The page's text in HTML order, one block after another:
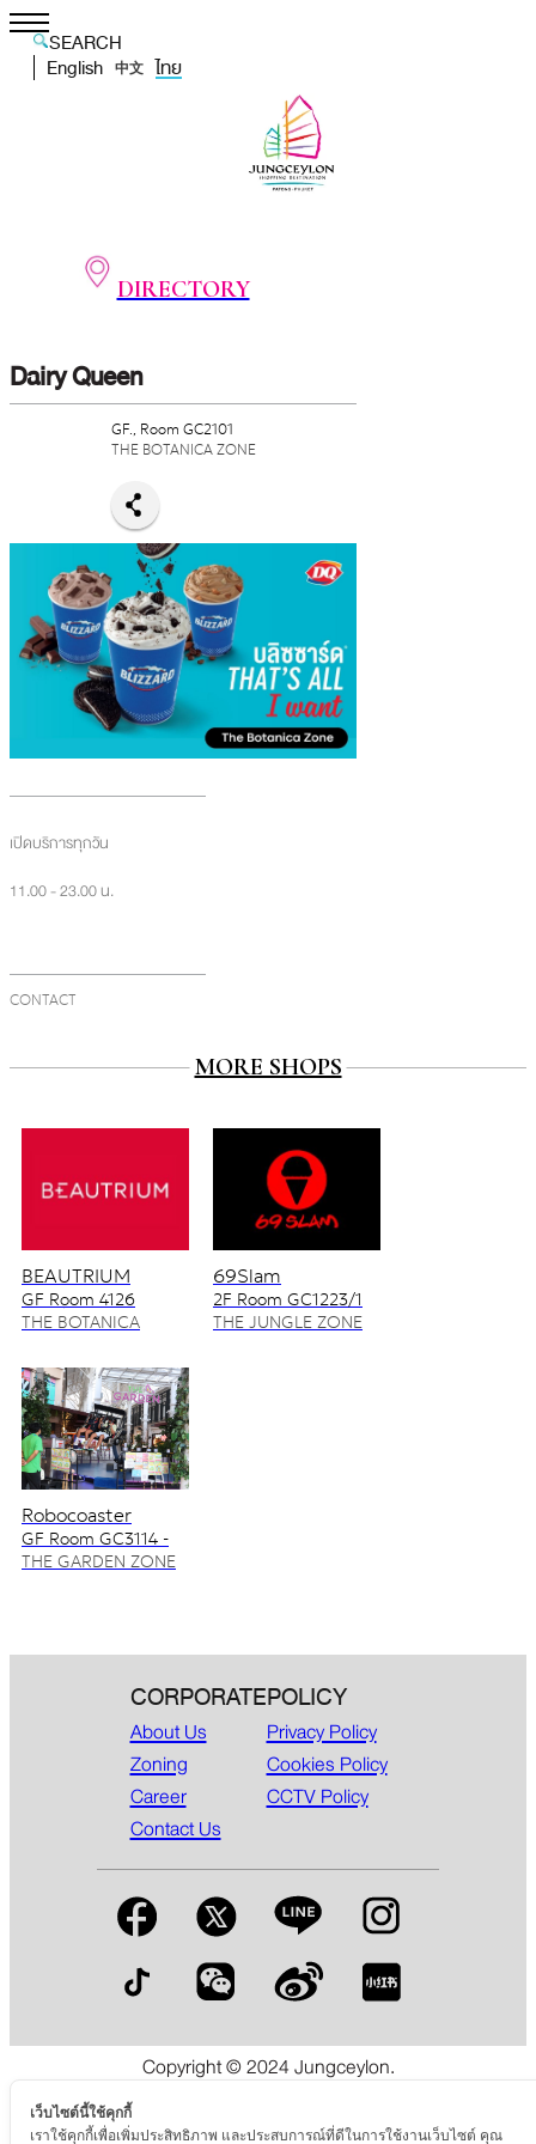
SEARCH
English
中文 ไทย
DIRECTORY
Dairy Queen
GF., Room GC2101
THE BOTANICA ZONE
เปิดบริการทุกวัน
11.00 - 23.00 น.
CONTACT
MORE SHOPS
BEAUTRIUM
GF Room 4126
4128/2
THE BOTANICA
69Slam
2F Room GC1223/1
THE JUNGLE ZONE
Robocoaster
GF Room GC3114 -
GC3115
THE GARDEN ZONE
CORPORATE
About Us
Zoning
Career
Contact Us
POLICY
Privacy Policy
Cookies Policy
CCTV Policy
Copyright © 2024 Jungceylon.
The International Shopping & Leisure Destination in Patong,
เว็บไซต์นี้ใช้คุกกี้
เราใช้คุกกี้เพื่อเพิ่มประสิทธิภาพ และประสบการณ์ที่ดีในการใช้งานเว็บไซต์ คุณ